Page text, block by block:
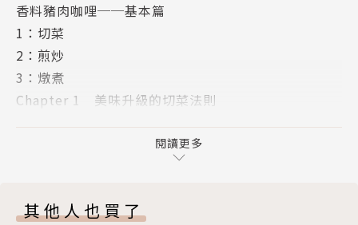
種類多變，健康美味，吃再多都不會膩！
鑽研香料超過20年的日本咖哩達人「東京咖哩番長」
水野仁輔
香料豬肉咖哩──基本篇
1：切菜
2：煎炒
3：燉煮
Chapter 1 美味升級的切菜法則
奶油雞肉咖哩
閱讀更多
其他人也買了